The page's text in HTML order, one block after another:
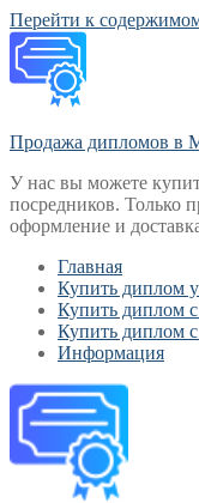
Перейти к
Продажа дипломов в
У нас вы можете
посредников. Только
оформление и
Главная
Купить диплом
Купить диплом
Купить диплом с
Информация